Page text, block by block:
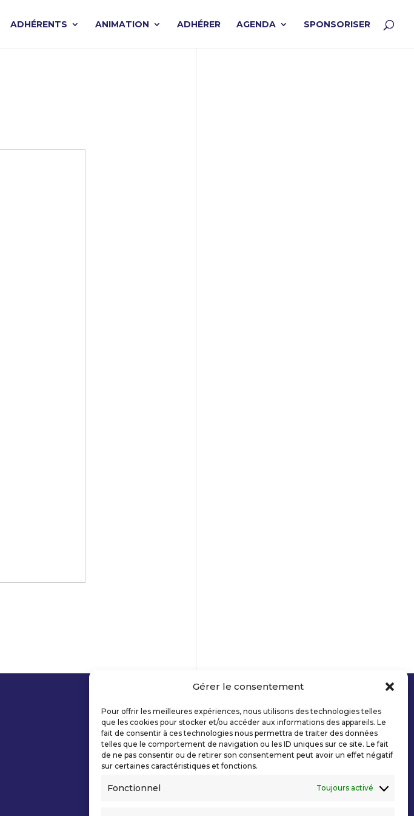
Gérer le consentement
Pour offrir les meilleures expériences, nous utilisons des technologies telles
que les cookies pour stocker et/ou accéder aux informations des appareils. Le
fait de consentir à ces technologies nous permettra de traiter des données
telles que le comportement de navigation ou les ID uniques sur ce site. Le fait
de ne pas consentir ou de retirer son consentement peut avoir un effet négatif
sur certaines caractéristiques et fonctions.
Fonctionnel Toujours activé
ADHÉRENTS ANIMATION ADHÉRER AGENDA SPONSORISER